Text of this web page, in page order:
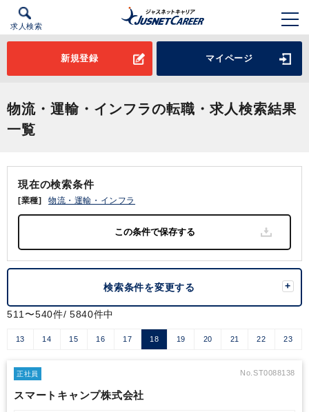
求人検索
新規登録 マイページ
物流・運輸・インフラの転職・求人検索結果
一覧
13 14 15 16 17 18 19 20 21 22 23
正社員 No.ST0088138
スマートキャンプ株式会社
現在の検索条件
[業種] 物流・運輸・インフラ
検索条件を変更する
511〜540件/ 5840件中